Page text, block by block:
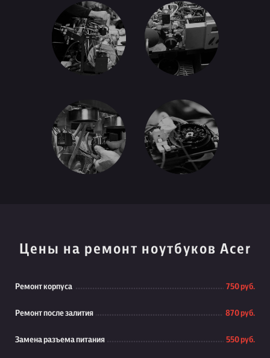
Цены на ремонт ноутбуков Acer
Ремонт корпуса 750 руб.
Ремонт после залития 870 руб.
Замена разъема питания 550 руб.